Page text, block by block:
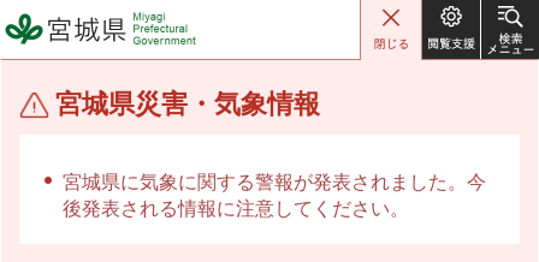
宮城県 Miyagi Prefectural
Government
宮城県災害・気象情報
宮城県に気象に関する警報が発表されました。今
後発表される情報に注意してください。